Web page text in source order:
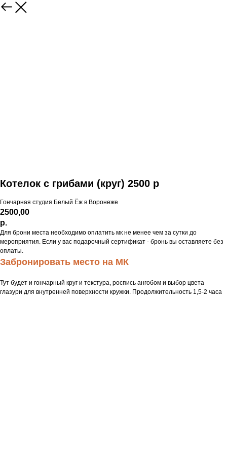
Котелок с грибами (круг) 2500 р
Гончарная студия Белый Ёж в Воронеже
2500,00
р.
Для брони места необходимо оплатить мк не менее чем за сутки до
мероприятия. Если у вас подарочный сертификат - бронь вы оставляете без
оплаты.
Забронировать место на МК
Тут будет и гончарный круг и текстура, роспись ангобом и выбор цвета
глазури для внутренней поверхности кружки. Продолжительность 1,5-2 часа